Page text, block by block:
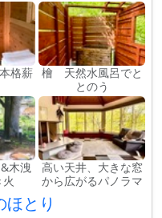
格薪 檜 天然水風呂でと
とのう
木洩
高い天井、大きな窓
から広がるパノラマ
とり